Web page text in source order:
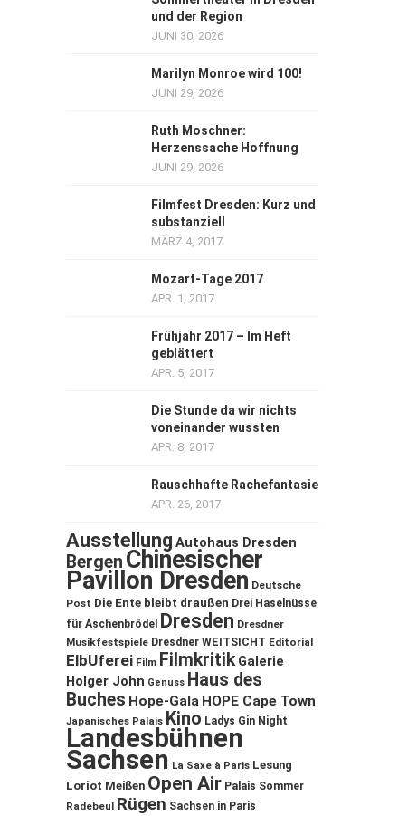
und der Region
JUNI 30, 2026
Marilyn Monroe wird 100!
JUNI 29, 2026
Ruth Moschner:
Herzenssache Hoffnung
JUNI 29, 2026
Filmfest Dresden: Kurz und
substanziell
MÄRZ 4, 2017
Mozart-Tage 2017
APR. 1, 2017
Frühjahr 2017 – Im Heft
geblättert
APR. 5, 2017
Die Stunde da wir nichts
voneinander wussten
APR. 8, 2017
Rauschhafte Rachefantasie
APR. 26, 2017
Ausstellung Autohaus Dresden
Bergen Chinesischer
Pavillon Dresden Deutsche
Post Die Ente bleibt draußen Drei Haselnüsse
für Aschenbrödel
Dresden Dresdner
Musikfestspiele Dresdner WEITSICHT Editorial
ElbUferei Film Filmkritik Galerie
Holger John Genuss Haus des
Buches Hope-Gala HOPE Cape Town
Japanisches Palais Kino Ladys Gin Night
Landesbühnen
Sachsen La Saxe à Paris Lesung
Loriot Meißen Open Air Palais Sommer
Radebeul Rügen Sachsen in Paris